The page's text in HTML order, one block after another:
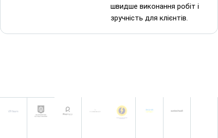
швидше виконання робіт і
зручність для клієнтів.